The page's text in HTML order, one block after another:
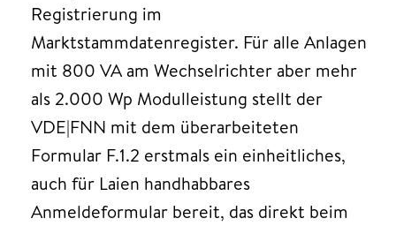
Registrierung im
Marktstammdatenregister. Für alle Anlagen
mit 800 VA am Wechselrichter aber mehr
als 2.000 Wp Modulleistung stellt der
VDE|FNN mit dem überarbeiteten
Formular F.1.2 erstmals ein einheitliches,
auch für Laien handhabbares
Anmeldeformular bereit, das direkt beim